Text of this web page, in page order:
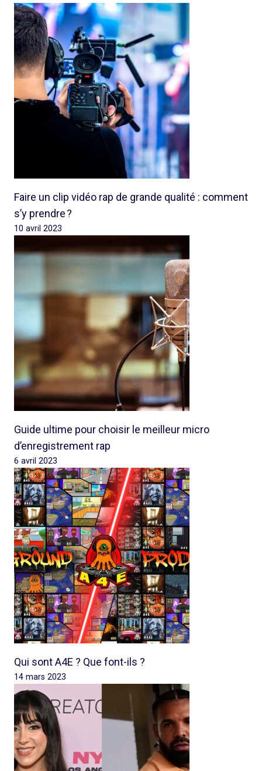
Faire un clip vidéo rap de grande qualité : comment
s’y prendre ?
10 avril 2023
Guide ultime pour choisir le meilleur micro
d’enregistrement rap
6 avril 2023
Qui sont A4E ? Que font-ils ?
14 mars 2023